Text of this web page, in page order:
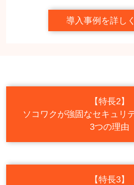
導入事例を詳し
【特長2】
ソコワクが強固なセキュリ
3つの理由
【特長3】